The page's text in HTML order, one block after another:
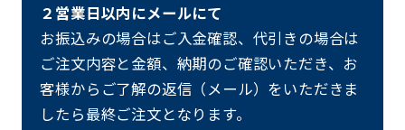
２営業日以内にメールにて
お振込みの場合はご入金確認、代引きの場合は
ご注文内容と金額、納期のご確認いただき、お
客様からご了解の返信（メール）をいただきま
したら最終ご注文となります。